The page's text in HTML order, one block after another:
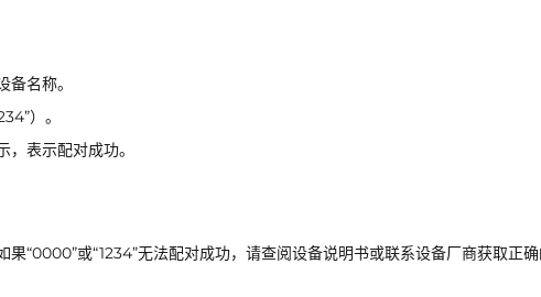
名称。
）。
表示配对成功。
“0000”或“1234”无法配对成功，请查阅设备说明书或联系设备厂商获取正